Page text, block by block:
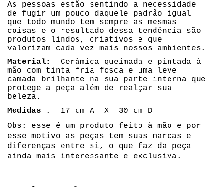
As pessoas estão sentindo a necessidade
de fugir um pouco daquele padrão igual
que todo mundo tem sempre as mesmas
coisas e o resultado dessa tendência são
produtos lindos, criativos e que
valorizam cada vez mais nossos ambientes.
Material :
Cerâmica queimada e pintada à
mão com tinta fria fosca e uma leve
camada brilhante na sua parte interna que
protege a peça além de realçar sua
beleza.
Medidas : 17 cm A X 30 cm D
Obs: esse é um produto feito à mão e por
esse motivo as peças tem suas marcas e
diferenças entre si, o que faz da peça
ainda mais interessante e exclusiva.